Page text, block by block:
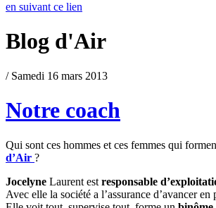
en suivant ce lien
Blog d'Air
/ Samedi 16 mars 2013
Notre coach
Qui sont ces hommes et ces femmes qui
d’Air ?
Jocelyne Laurent est responsable
Avec elle la société a l’assurance d’avancer